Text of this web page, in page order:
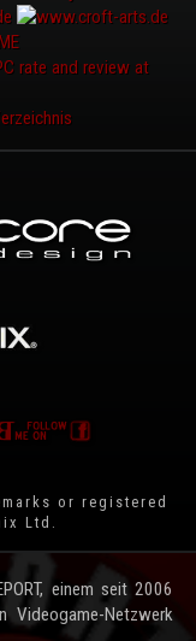
or registered
Ltd.
einem seit 2006
Videogame-Netzwerk